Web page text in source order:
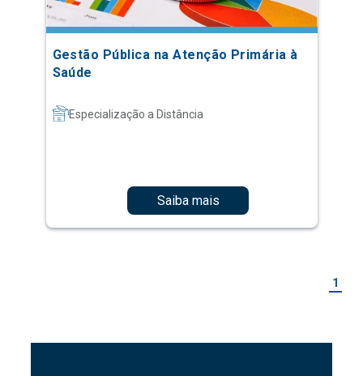
Gestão Pública na Atenção Primária à
Saúde
Especialização a Distância
Saiba mais
1